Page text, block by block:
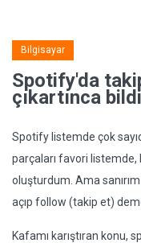
Bilgisayar
Spotify'da
çıkartınca
Spotify listemde çok
parçaları favori
oluşturdum. Ama
açıp follow (takip et)
Kafamı karıştıran konu,